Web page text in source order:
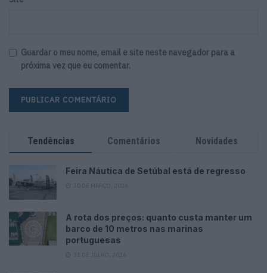
Guardar o meu nome, email e site neste navegador para a
próxima vez que eu comentar.
Tendências Comentários Novidades
Feira Náutica de Setúbal está de regresso
A rota dos preços: quanto custa manter um
barco de 10 metros nas marinas
portuguesas